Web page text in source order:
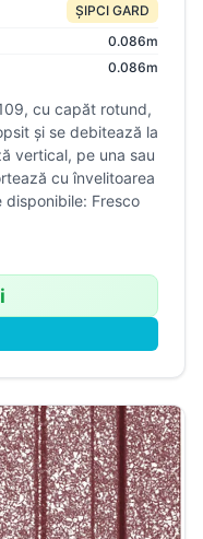
ȘIPCI GARD
0.086m
0.086m
cu capăt rotund,
și se debitează la
vertical, pe una sau
cu învelitoarea
disponibile: Fresco